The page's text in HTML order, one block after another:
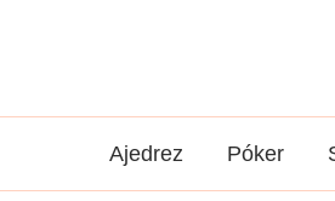
Ajedrez Póker